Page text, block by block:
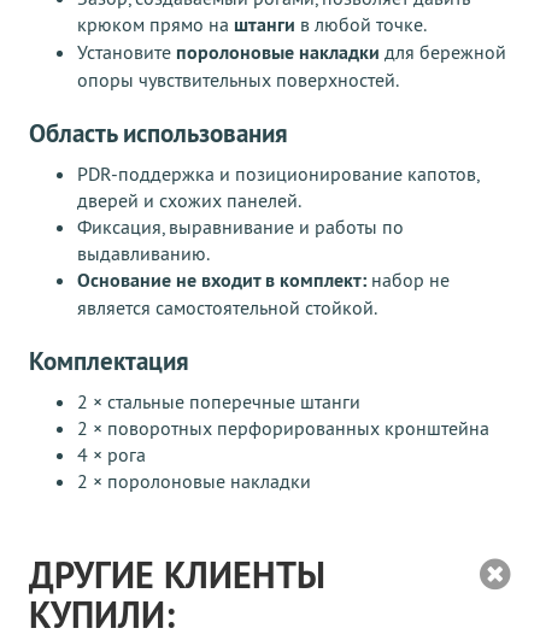
крюком прямо на штанги в любой точке.
Установите поролоновые накладки для бережной
опоры чувствительных поверхностей.
Область использования
PDR-поддержка и позиционирование капотов,
дверей и схожих панелей.
Фиксация, выравнивание и работы по
выдавливанию.
Основание не входит в комплект: набор не
является самостоятельной стойкой.
Комплектация
2 × стальные поперечные штанги
2 × поворотных перфорированных кронштейна
4 × рога
2 × поролоновые накладки
ДРУГИЕ КЛИЕНТЫ
КУПИЛИ: